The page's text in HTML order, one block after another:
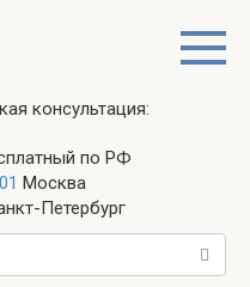
консультация:
по РФ
Москва
Петербург